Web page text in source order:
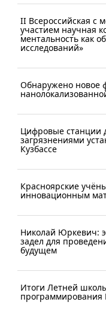
II Всероссийская с
участием научная
ментальность как
исследований»
Обнаружено новое
Цифровые станции
загрязнениями
Кузбассе
Красноярские
инновационным
Николай Юркевич:
задел для
будущем
Итоги Летней